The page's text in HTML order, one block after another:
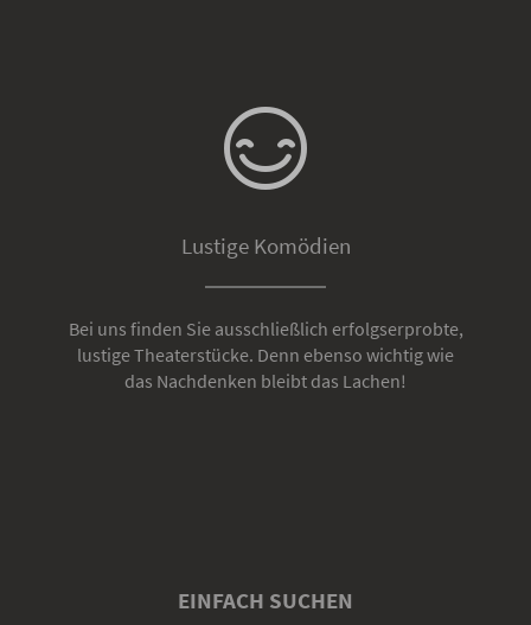
Lustige Komödien
Bei uns finden Sie ausschließlich erfolgserprobte,
lustige Theaterstücke. Denn ebenso wichtig wie
das Nachdenken bleibt das Lachen!
EINFACH SUCHEN